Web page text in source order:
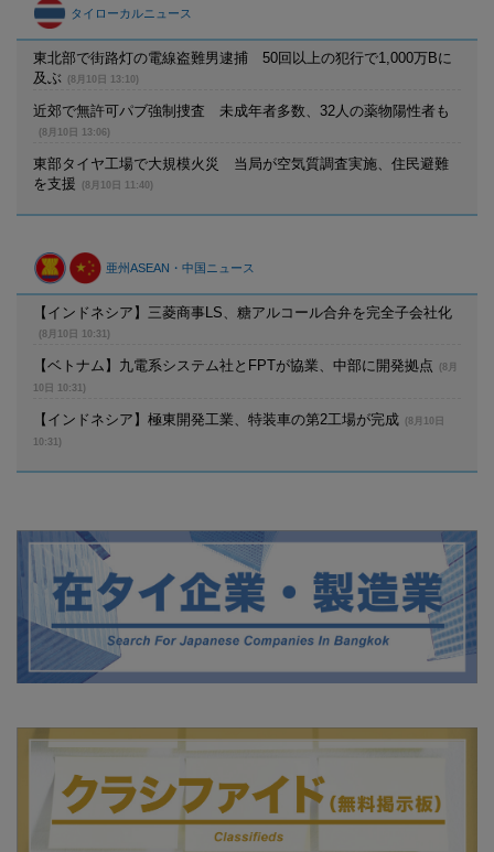
タイローカルニュース
東北部で街路灯の電線盗難男逮捕 50回以上の犯行で1,000万Bに
及ぶ
(8月10日 13:10)
近郊で無許可パブ強制捜査 未成年者多数、32人の薬物陽性者も
(8月10日 13:06)
東部タイヤ工場で大規模火災 当局が空気質調査実施、住民避難
を支援
(8月10日 11:40)
亜州ASEAN・中国ニュース
【インドネシア】三菱商事LS、糖アルコール合弁を完全子会社化
(8月10日 10:31)
【ベトナム】九電系システム社とFPTが協業、中部に開発拠点
(8月
10日 10:31)
【インドネシア】極東開発工業、特装車の第2工場が完成
(8月10日
10:31)